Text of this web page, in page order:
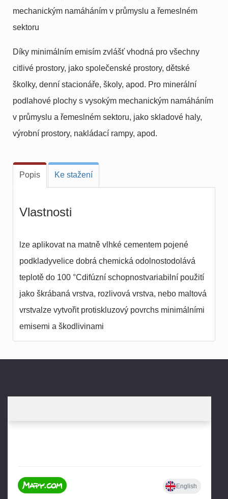
mechanickým namáháním v průmyslu a řemeslném
sektoru
Díky minimálním emisím zvlášť vhodná pro všechny
citlivé prostory, jako společenské prostory, dětské
školky, denní stacionáře, školy, apod. Pro minerální
podlahové plochy s vysokým mechanickým namáháním
v průmyslu a řemeslném sektoru, jako skladové haly,
výrobní prostory, nakládací rampy, apod.
Popis Ke stažení
Vlastnosti
lze aplikovat na matně vlhké cementem pojené
podkladyvelice dobrá chemická odolnostodolává
teplotě do 100 °Cdifúzní schopnostvariabilní použití
jako škrábaná vrstva, rozlivová vrstva, nebo maltová
vrstvalze vytvořit protiskluzový povrchs minimálními
emisemi a škodlivinami